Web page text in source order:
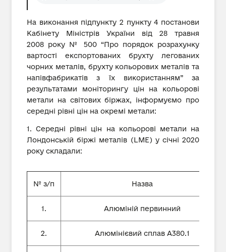
На виконання підпункту 2 пункту 4 постанови
Кабінету Міністрів України від 28 травня
2008 року № 500 “Про порядок розрахунку
вартості експортованих брухту легованих
чорних металів, брухту кольорових металів та
напівфабрикатів з їх використанням” за
результатами моніторингу цін на кольорові
метали на світових біржах, інформуємо про
середні рівні цін на окремі метали:
1. Середні рівні цін на кольорові метали на
Лондонській біржі металів (LME) у січні 2020
року складали:
№ з/п Назва
1. Алюміній первинний
2. Алюмінієвий сплав А380.1